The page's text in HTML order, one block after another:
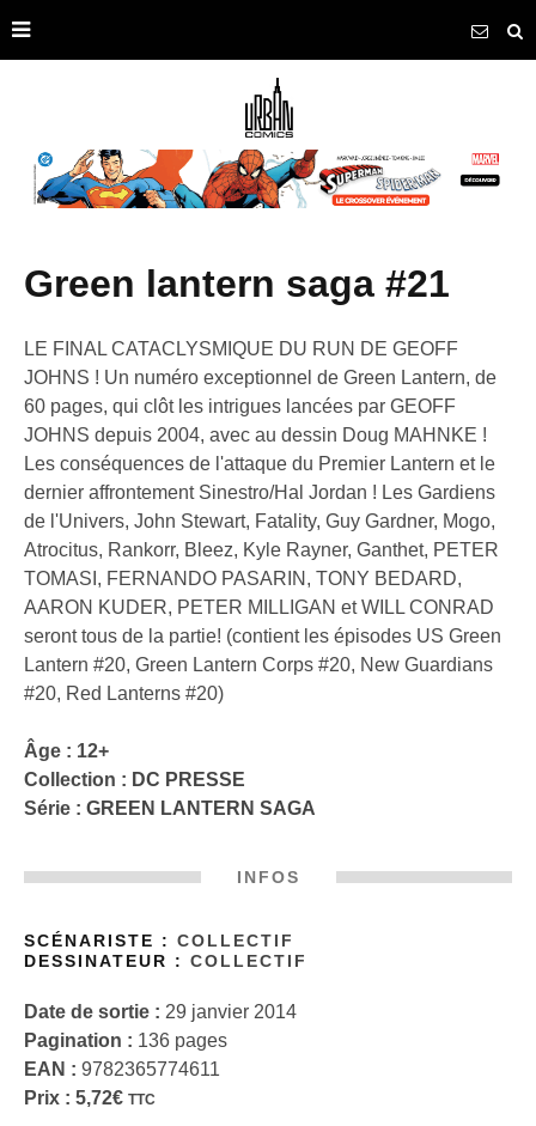
green lantern saga #21
LE FINAL CATACLYSMIQUE DU RUN DE GEOFF
JOHNS ! Un numéro exceptionnel de Green Lantern, de
60 pages, qui clôt les intrigues lancées par GEOFF
JOHNS depuis 2004, avec au dessin Doug MAHNKE !
Les conséquences de l'attaque du Premier Lantern et le
dernier affrontement Sinestro/Hal Jordan ! Les Gardiens
de l'Univers, John Stewart, Fatality, Guy Gardner, Mogo,
Atrocitus, Rankorr, Bleez, Kyle Rayner, Ganthet, PETER
TOMASI, FERNANDO PASARIN, TONY BEDARD,
AARON KUDER, PETER MILLIGAN et WILL CONRAD
seront tous de la partie! (contient les épisodes US Green
Lantern #20, Green Lantern Corps #20, New Guardians
#20, Red Lanterns #20)
Âge : 12+
Collection : DC PRESSE
Série : GREEN LANTERN SAGA
INFOS
SCÉNARISTE : COLLECTIF
DESSINATEUR : COLLECTIF
Date de sortie : 29 janvier 2014
Pagination : 136 pages
EAN : 9782365774611
Prix : 5,72€ TTC